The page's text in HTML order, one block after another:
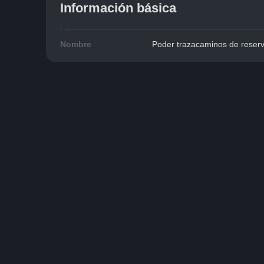
Información básica
Nombre Poder trazacaminos de